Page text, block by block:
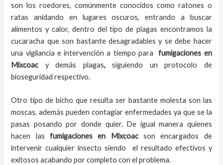
son los roedores, comúnmente conocidos como ratones o
ratas anidando en lugares oscuros, entrando a buscar
alimentos y calor, dentro del tipo de plagas encontramos la
cucaracha que son bastante desagradables y se debe hacer
una vigilancia e intervención a tiempo parafumigaciones en
Mixcoac
y demás plagas,siguiendo un protocolo de
bioseguridad respectivo.
Otro tipo de bicho que resulta ser bastante molesta son las
moscas, además pueden contagiar enfermedades ya que se la
pasas posando por donde quier. De igual manera quienes
hacen las
fumigaciones en Mixcoacson encargados de
intervenir cualquier insecto siendo el resultado efectivos y
exitosos acabando por completo con el problema.